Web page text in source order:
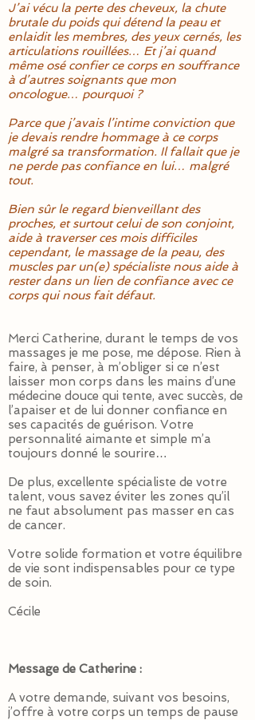
J’ai vécu la perte des cheveux, la chute
brutale du poids qui détend la peau et
enlaidit les membres, des yeux cernés, les
articulations rouillées… Et j’ai quand
même osé confier ce corps en souffrance
à d’autres soignants que mon
oncologue… pourquoi ?
Parce que j’avais l’intime conviction que
je devais rendre hommage à ce corps
malgré sa transformation. Il fallait que je
ne perde pas confiance en lui… malgré
tout.
Bien sûr le regard bienveillant des
proches, et surtout celui de son conjoint,
aide à traverser ces mois difficiles
cependant, le massage de la peau, des
muscles par un(e) spécialiste nous aide à
rester dans un lien de confiance avec ce
corps qui nous fait défaut.
Merci Catherine, durant le temps de vos
massages je me pose, me dépose. Rien à
faire, à penser, à m’obliger si ce n’est
laisser mon corps dans les mains d’une
médecine douce qui tente, avec succès, de
l’apaiser et de lui donner confiance en
ses capacités de guérison. Votre
personnalité aimante et simple m’a
toujours donné le sourire…
De plus, excellente spécialiste de votre
talent, vous savez éviter les zones qu’il
ne faut absolument pas masser en cas
de cancer.
Votre solide formation et votre équilibre
de vie sont indispensables pour ce type
de soin.
Cécile
Message de Catherine :
A votre demande, suivant vos besoins,
j’offre à votre corps un temps de pause